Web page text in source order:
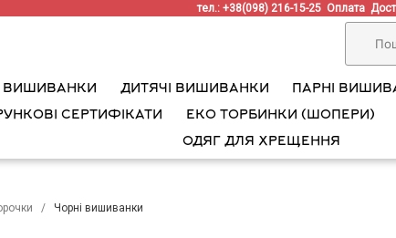
тел.: +38(098) 216-15-25 Оплата
ВИШИВАНКИ ДИТЯЧІ ВИШИВАНКИ ПАРНІ
СЕРТИФІКАТИ ЕКО ТОРБИНКИ (ШОПЕРИ)
ОДЯГ ДЛЯ ХРЕЩЕННЯ
Чорні вишиванки